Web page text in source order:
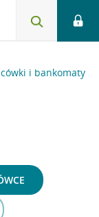
i bankomaty